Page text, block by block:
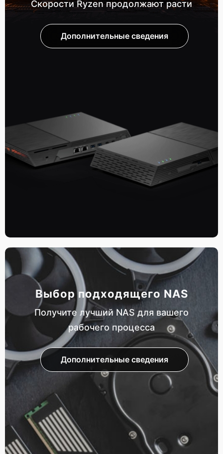
Скорости Ryzen продолжают расти
Дополнительные сведения
Выбор подходящего NAS
Получите лучший NAS для вашего
рабочего процесса
Дополнительные сведения